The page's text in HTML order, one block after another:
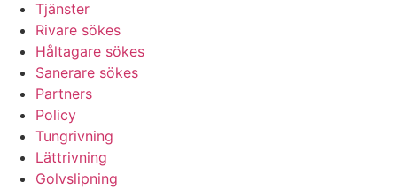
Tjänster
Rivare sökes
Håltagare sökes
Sanerare sökes
Partners
Policy
Tungrivning
Lättrivning
Golvslipning